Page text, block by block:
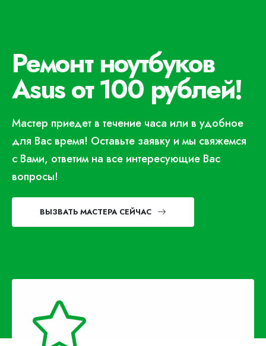
Ремонт ноутбуков
Asus от 100 рублей!
Мастер приедет в течение часа или в удобное
для Вас время! Оставьте заявку и мы свяжемся
с Вами, ответим на все интересующие Вас
вопросы!
ВЫЗВАТЬ МАСТЕРА СЕЙЧАС